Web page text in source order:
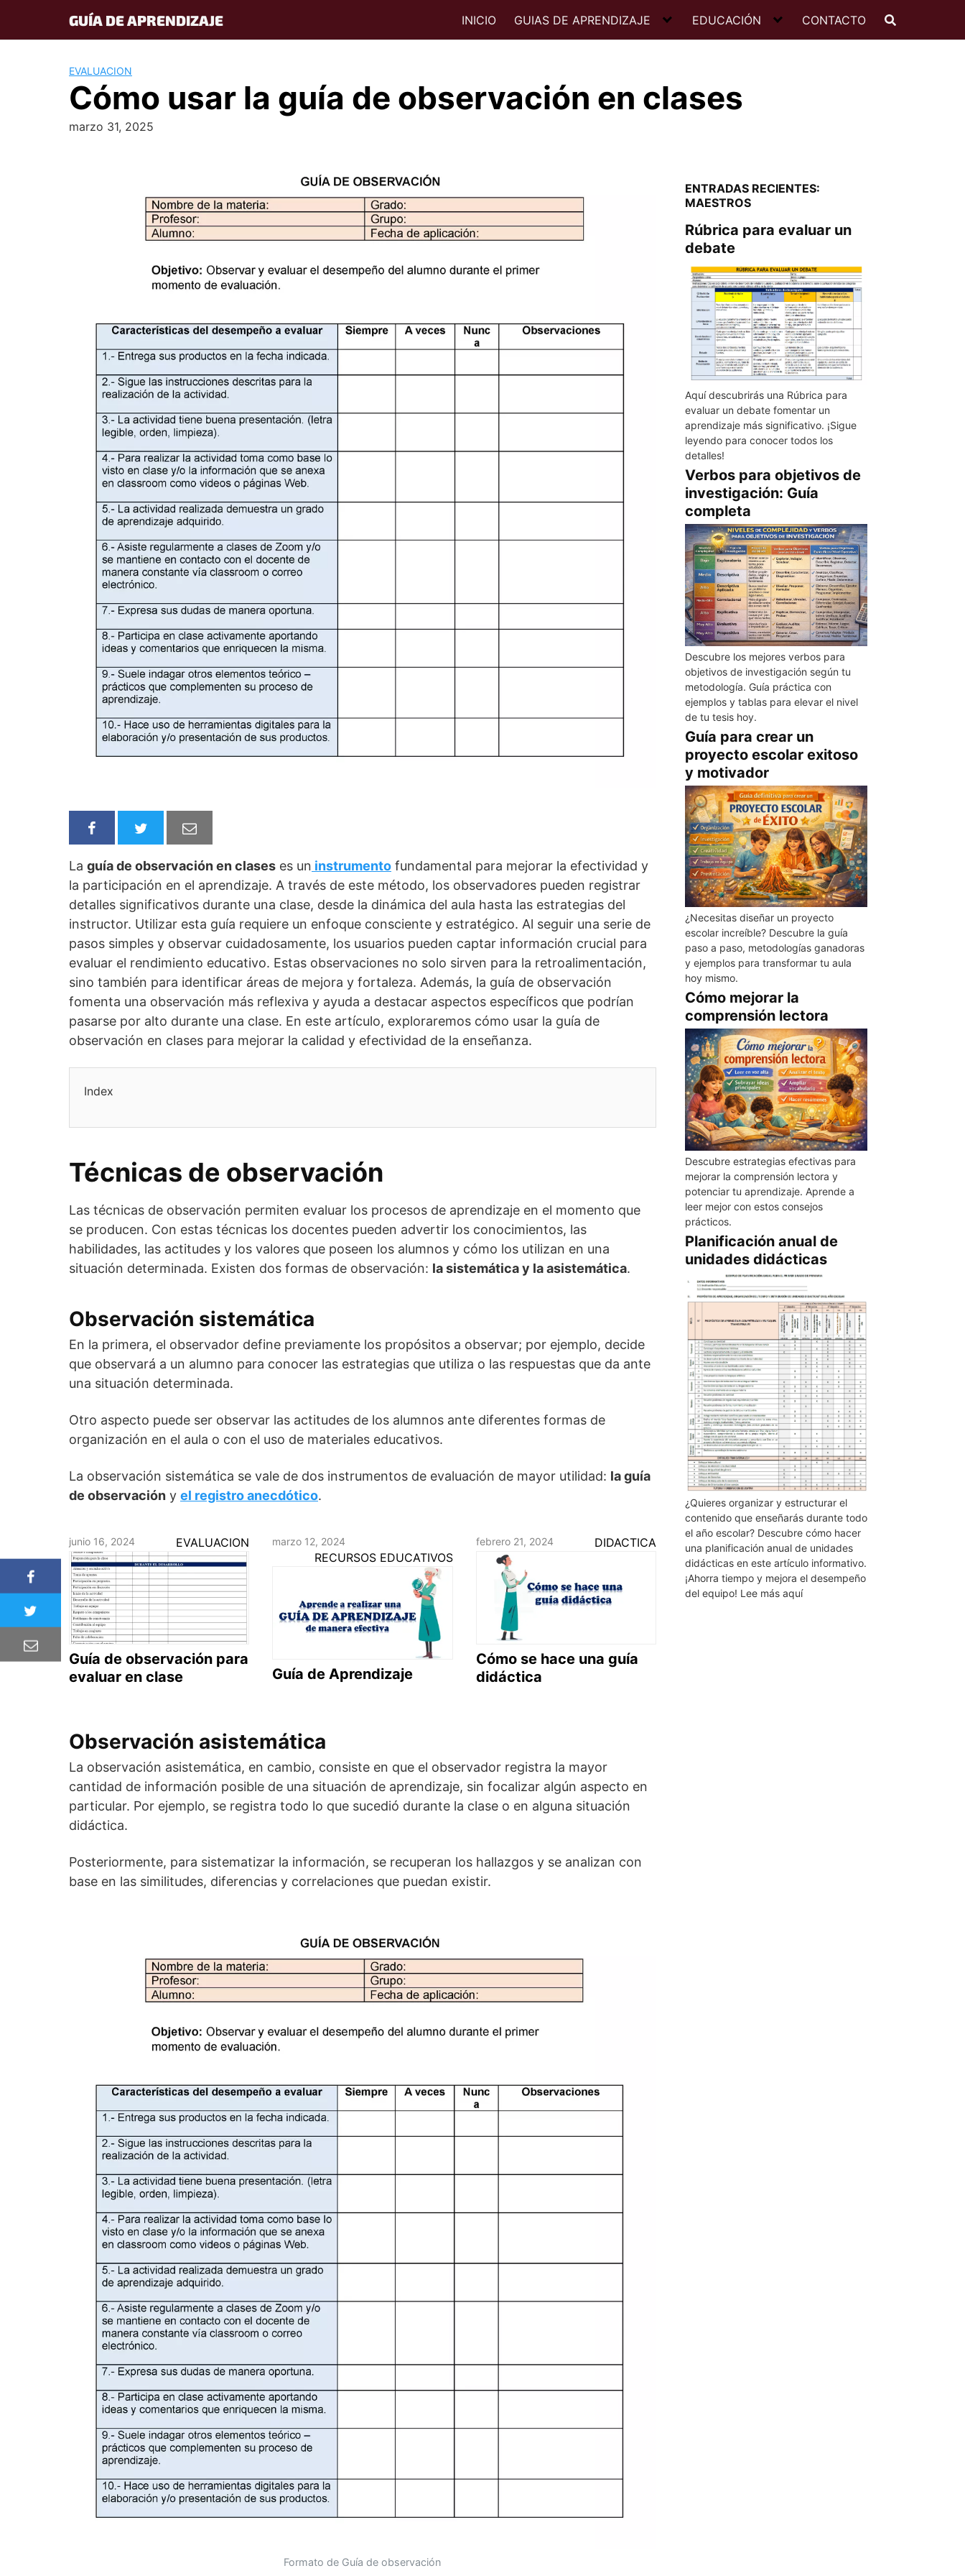
content
GUÍA DE APRENDIZAJE INICIO GUIAS DE APRENDIZAJE EDUCACIÓN CONTACTO
EVALUACION
Cómo usar la guía de observación en clases
marzo 31, 2025
La guía de observación en clases es un instrumento fundamental para mejorar la efectividad y
la participación en el aprendizaje. A través de este método, los observadores pueden registrar
detalles significativos durante una clase, desde la dinámica del aula hasta las estrategias del
instructor. Utilizar esta guía requiere un enfoque consciente y estratégico. Al seguir una serie de
pasos simples y observar cuidadosamente, los usuarios pueden captar información crucial para
evaluar el rendimiento educativo. Estas observaciones no solo sirven para la retroalimentación,
sino también para identificar áreas de mejora y fortaleza. Además, la guía de observación
fomenta una observación más reflexiva y ayuda a destacar aspectos específicos que podrían
pasarse por alto durante una clase. En este artículo, exploraremos cómo usar la guía de
observación en clases para mejorar la calidad y efectividad de la enseñanza.
Index
Técnicas de observación
Las técnicas de observación permiten evaluar los procesos de aprendizaje en el momento que
se producen. Con estas técnicas los docentes pueden advertir los conocimientos, las
habilidades, las actitudes y los valores que poseen los alumnos y cómo los utilizan en una
situación determinada. Existen dos formas de observación: la sistemática y la asistemática.
Observación sistemática
En la primera, el observador define previamente los propósitos a observar; por ejemplo, decide
que observará a un alumno para conocer las estrategias que utiliza o las respuestas que da ante
una situación determinada.
Otro aspecto puede ser observar las actitudes de los alumnos ante diferentes formas de
organización en el aula o con el uso de materiales educativos.
La observación sistemática se vale de dos instrumentos de evaluación de mayor utilidad: la guía
de observación y el registro anecdótico.
junio 16, 2024 EVALUACION
Guía de observación para
evaluar en clase
marzo 12, 2024
RECURSOS EDUCATIVOS
Guía de Aprendizaje
febrero 21, 2024 DIDACTICA
Cómo se hace una guía
didáctica
Observación asistemática
La observación asistemática, en cambio, consiste en que el observador registra la mayor
cantidad de información posible de una situación de aprendizaje, sin focalizar algún aspecto en
particular. Por ejemplo, se registra todo lo que sucedió durante la clase o en alguna situación
didáctica.
Posteriormente, para sistematizar la información, se recuperan los hallazgos y se analizan con
base en las similitudes, diferencias y correlaciones que puedan existir.
Formato de Guía de observación
ENTRADAS RECIENTES:
MAESTROS
Rúbrica para evaluar un
debate
Aquí descubrirás una Rúbrica para
evaluar un debate fomentar un
aprendizaje más significativo. ¡Sigue
leyendo para conocer todos los
detalles!
Verbos para objetivos de
investigación: Guía
completa
Descubre los mejores verbos para
objetivos de investigación según tu
metodología. Guía práctica con
ejemplos y tablas para elevar el nivel
de tu tesis hoy.
Guía para crear un
proyecto escolar exitoso
y motivador
¿Necesitas diseñar un proyecto
escolar increíble? Descubre la guía
paso a paso, metodologías ganadoras
y ejemplos para transformar tu aula
hoy mismo.
Cómo mejorar la
comprensión lectora
Descubre estrategias efectivas para
mejorar la comprensión lectora y
potenciar tu aprendizaje. Aprende a
leer mejor con estos consejos
prácticos.
Planificación anual de
unidades didácticas
¿Quieres organizar y estructurar el
contenido que enseñarás durante todo
el año escolar? Descubre cómo hacer
una planificación anual de unidades
didácticas en este artículo informativo.
¡Ahorra tiempo y mejora el desempeño
del equipo! Lee más aquí